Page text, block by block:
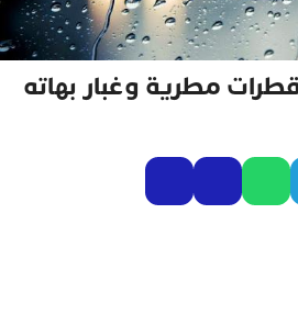
مطرية وغبار بهاته